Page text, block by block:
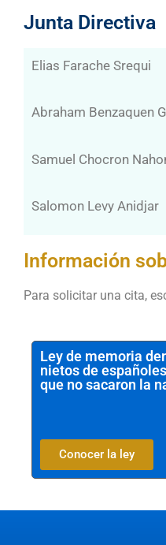
Junta Directiva
Elias Farache Srequi
Abraham Benzaquen
Samuel Chocron
Salomon Levy Anidjar
Información
Para solicitar una cita,
Ley de memoria
nietos de
que no sacaron la
Conocer la ley